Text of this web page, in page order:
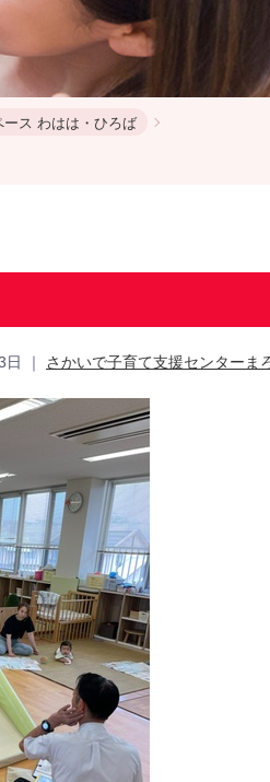
ス わはは・ひろば
日 ｜ さかいで子育て支援センターま